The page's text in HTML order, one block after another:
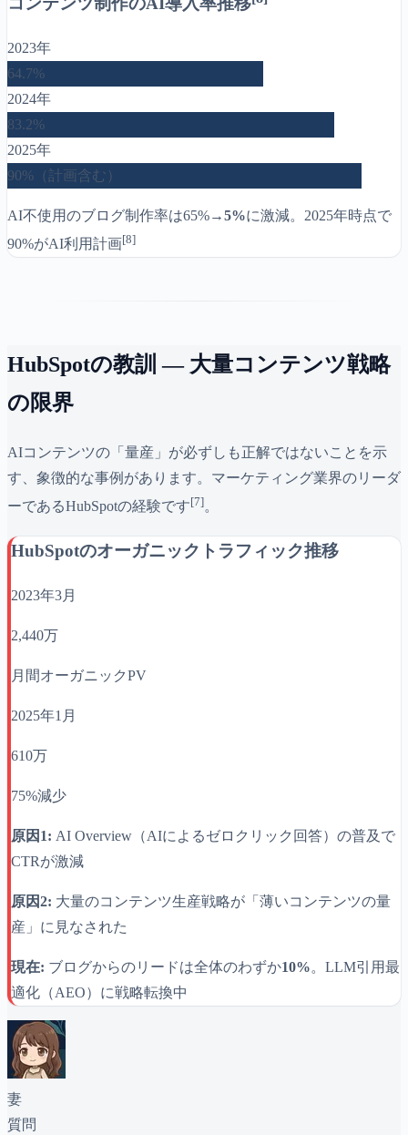
2023年
64.7%
2024年
83.2%
2025年
90%（計画含む）
AI不使用のブログ制作率は65%→5%に激減。2025年時点で
90%がAI利用計画[8]
HubSpotの教訓 — 大量コンテンツ戦略
の限界
AIコンテンツの「量産」が必ずしも正解ではないことを示
す、象徴的な事例があります。マーケティング業界のリーダ
ーであるHubSpotの経験です[7]。
HubSpotのオーガニックトラフィック推移
2023年3月
2,440万
月間オーガニックPV
2025年1月
610万
75%減少
原因1: AI Overview（AIによるゼロクリック回答）の普及で
CTRが激減
原因2: 大量のコンテンツ生産戦略が「薄いコンテンツの量
産」に見なされた
現在: ブログからのリードは全体のわずか10%。LLM引用最
適化（AEO）に戦略転換中
妻
質問